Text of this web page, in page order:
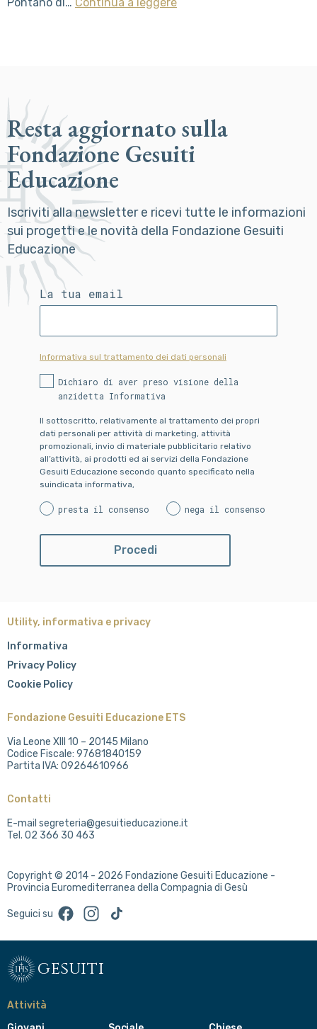
Pontano di… Continua a leggere
Resta aggiornato sulla
Fondazione Gesuiti
Educazione
Iscriviti alla newsletter e ricevi tutte le informazioni
sui progetti e le novità della Fondazione Gesuiti
Educazione
La tua email
Informativa sul trattamento dei dati personali
Dichiaro di aver preso visione della
anzidetta Informativa
Il sottoscritto, relativamente al trattamento dei propri
dati personali per attività di marketing, attività
promozionali, invio di materiale pubblicitario relativo
all’attività, ai prodotti ed ai servizi della Fondazione
Gesuiti Educazione secondo quanto specificato nella
suindicata informativa,
presta il consenso nega il consenso
Utility, informativa e privacy
Informativa
Privacy Policy
Cookie Policy
Fondazione Gesuiti Educazione ETS
Via Leone XIII 10 – 20145 Milano
Codice Fiscale: 97681840159
Partita IVA: 09264610966
Contatti
E-mail segreteria@gesuitieducazione.it
Tel. 02 366 30 463
Copyright © 2014 - 2026 Fondazione Gesuiti Educazione -
Provincia Euromediterranea della Compagnia di Gesù
Seguici su FacebookInstagram
TikTok
gesuiti
Attività